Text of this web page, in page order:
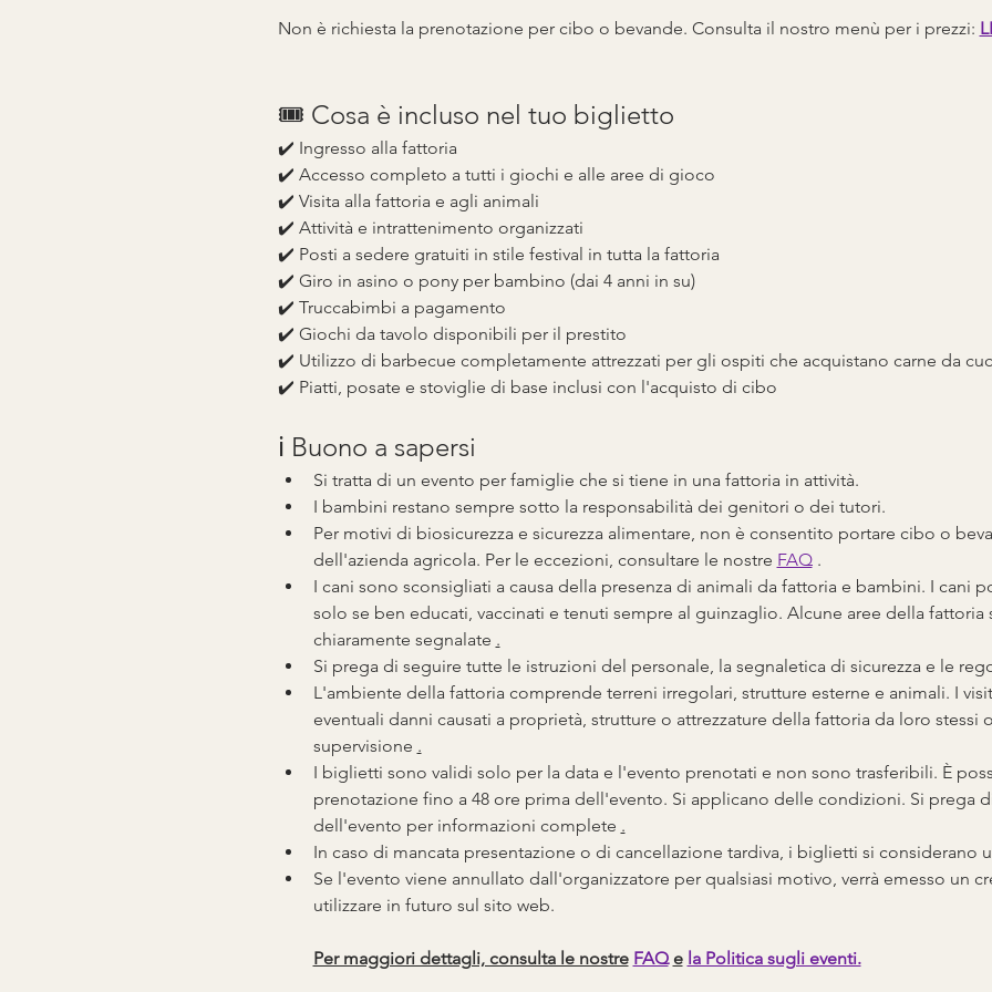
Non è richiesta la prenotazione per cibo o bevande. Consulta il nostro menù per i prezzi:
🎟️ Cosa è incluso nel tuo biglietto
✔️ Ingresso alla fattoria
✔️ Accesso completo a tutti i giochi e alle aree di gioco
✔️ Visita alla fattoria e agli animali
✔️ Attività e intrattenimento organizzati
✔️ Posti a sedere gratuiti in stile festival in tutta la fattoria
✔️ Giro in asino o pony per bambino (dai 4 anni in su)
✔️ Truccabimbi a pagamento
✔️ Giochi da tavolo disponibili per il prestito
✔️ Utilizzo di barbecue completamente attrezzati per gli ospiti che acquistano carne da
✔️ Piatti, posate e stoviglie di base inclusi con l'acquisto di cibo
ℹ️ Buono a sapersi
Si tratta di un evento per famiglie che si tiene in una fattoria in attività.
I bambini restano sempre sotto la responsabilità dei genitori o dei tutori.
Per motivi di biosicurezza e sicurezza alimentare, non è consentito portare cibo o
dell'azienda agricola. Per le eccezioni, consultare le nostre FAQ .
I cani sono sconsigliati a causa della presenza di animali da fattoria e bambini. I cani
solo se ben educati, vaccinati e tenuti sempre al guinzaglio. Alcune aree della fattoria
chiaramente segnalate .
Si prega di seguire tutte le istruzioni del personale, la segnaletica di sicurezza e le
L'ambiente della fattoria comprende terreni irregolari, strutture esterne e animali. I
eventuali danni causati a proprietà, strutture o attrezzature della fattoria da loro stessi
supervisione .
I biglietti sono validi solo per la data e l'evento prenotati e non sono trasferibili. È
prenotazione fino a 48 ore prima dell'evento. Si applicano delle condizioni. Si prega
dell'evento per informazioni complete .
In caso di mancata presentazione o di cancellazione tardiva, i biglietti si considerano
Se l'evento viene annullato dall'organizzatore per qualsiasi motivo, verrà emesso un
utilizzare in futuro sul sito web.
Per maggiori dettagli, consulta le nostre FAQ e la Politica sugli eventi.